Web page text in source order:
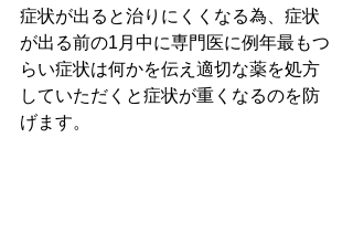
症状が出ると治りにくくなる為、症状
が出る前の1月中に専門医に例年最もつ
らい症状は何かを伝え適切な薬を処方
していただくと症状が重くなるのを防
げます。